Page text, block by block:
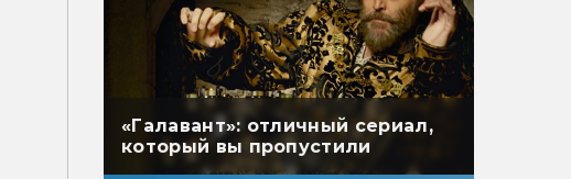
«Галавант»: отличный сериал,
который вы пропустили